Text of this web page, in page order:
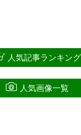
人気記事ランキング
人気画像一覧